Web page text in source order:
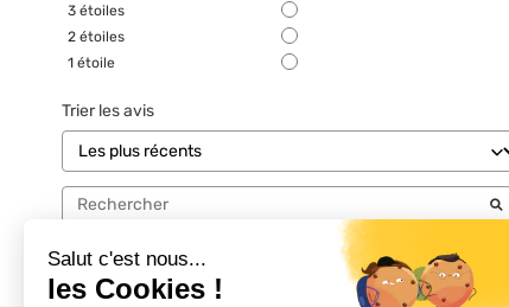
3 étoiles
2 étoiles
1 étoile
Trier les avis